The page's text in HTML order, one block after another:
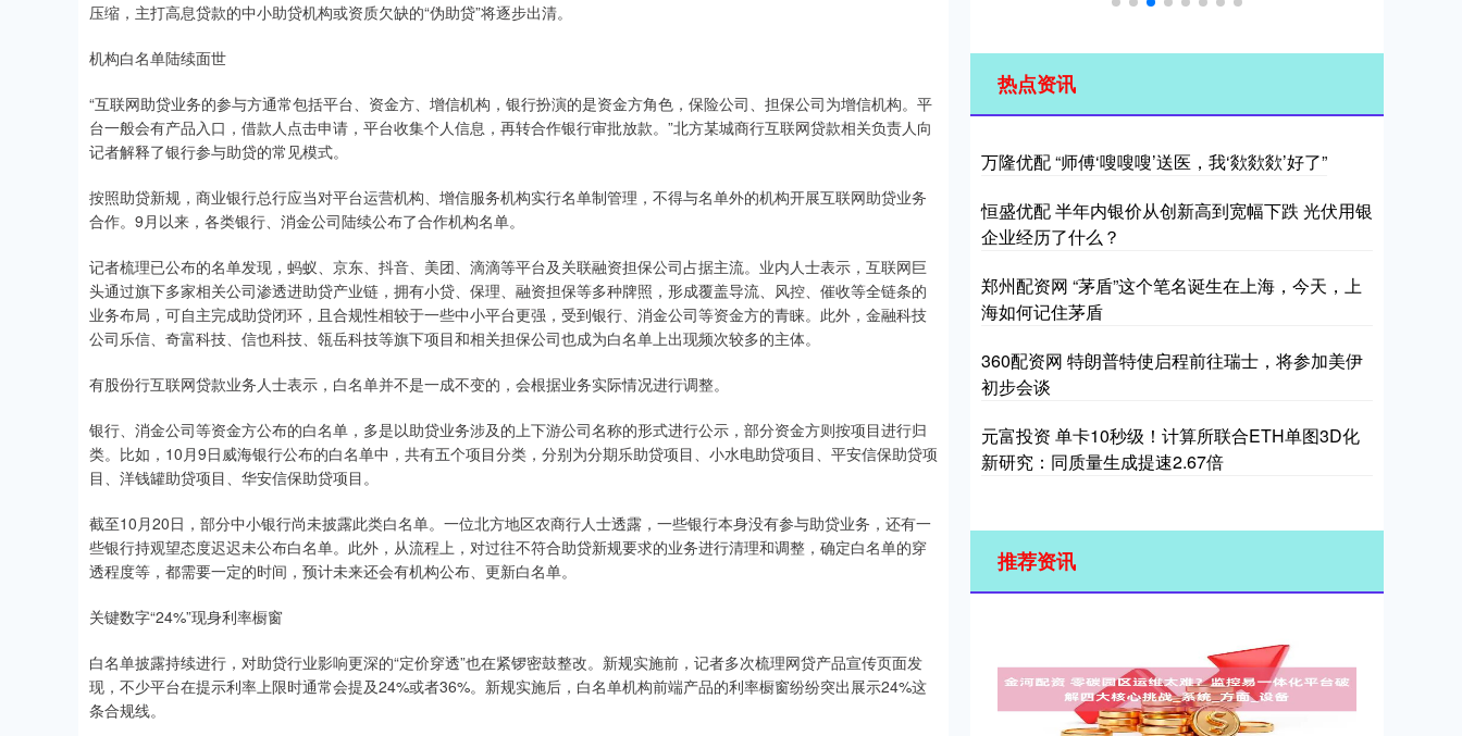
压缩，主打高息贷款的中小助贷机构或资质欠缺的“伪助贷”将逐步出清。
机构白名单陆续面世
“互联网助贷业务的参与方通常包括平台、资金方、增信机构，银行扮演的是资金方角色，保险公司、担保公司为增信机构。平
台一般会有产品入口，借款人点击申请，平台收集个人信息，再转合作银行审批放款。”北方某城商行互联网贷款相关负责人向
记者解释了银行参与助贷的常见模式。
按照助贷新规，商业银行总行应当对平台运营机构、增信服务机构实行名单制管理，不得与名单外的机构开展互联网助贷业务
合作。9月以来，各类银行、消金公司陆续公布了合作机构名单。
记者梳理已公布的名单发现，蚂蚁、京东、抖音、美团、滴滴等平台及关联融资担保公司占据主流。业内人士表示，互联网巨
头通过旗下多家相关公司渗透进助贷产业链，拥有小贷、保理、融资担保等多种牌照，形成覆盖导流、风控、催收等全链条的
业务布局，可自主完成助贷闭环，且合规性相较于一些中小平台更强，受到银行、消金公司等资金方的青睐。此外，金融科技
公司乐信、奇富科技、信也科技、瓴岳科技等旗下项目和相关担保公司也成为白名单上出现频次较多的主体。
有股份行互联网贷款业务人士表示，白名单并不是一成不变的，会根据业务实际情况进行调整。
银行、消金公司等资金方公布的白名单，多是以助贷业务涉及的上下游公司名称的形式进行公示，部分资金方则按项目进行归
类。比如，10月9日威海银行公布的白名单中，共有五个项目分类，分别为分期乐助贷项目、小水电助贷项目、平安信保助贷项
目、洋钱罐助贷项目、华安信保助贷项目。
截至10月20日，部分中小银行尚未披露此类白名单。一位北方地区农商行人士透露，一些银行本身没有参与助贷业务，还有一
些银行持观望态度迟迟未公布白名单。此外，从流程上，对过往不符合助贷新规要求的业务进行清理和调整，确定白名单的穿
透程度等，都需要一定的时间，预计未来还会有机构公布、更新白名单。
关键数字“24%”现身利率橱窗
白名单披露持续进行，对助贷行业影响更深的“定价穿透”也在紧锣密鼓整改。新规实施前，记者多次梳理网贷产品宣传页面发
现，不少平台在提示利率上限时通常会提及24%或者36%。新规实施后，白名单机构前端产品的利率橱窗纷纷突出展示24%这
条合规线。
热点资讯
万隆优配 “师傅‘嗖嗖嗖’送医，我‘欻欻欻’好了”
恒盛优配 半年内银价从创新高到宽幅下跌 光伏用银
企业经历了什么？
郑州配资网 “茅盾”这个笔名诞生在上海，今天，上
海如何记住茅盾
360配资网 特朗普特使启程前往瑞士，将参加美伊
初步会谈
元富投资 单卡10秒级！计算所联合ETH单图3D化
新研究：同质量生成提速2.67倍
推荐资讯